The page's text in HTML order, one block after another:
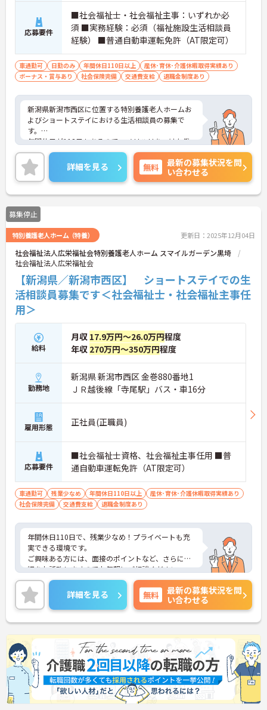
応募要件
■社会福祉士・社会福祉主事：いずれか必
須 ■実務経験：必須（福祉施設生活相談員
経験） ■普通自動車運転免許（AT限定可）
車通勤可 日勤のみ 年間休日110日以上
産休･育休･介護休暇取得実績あり
ボーナス・賞与あり
社会保険完備 交通費支給 退職金制度あり
新潟県新潟市西区に位置する特別養護老人ホームお
よびショートステイにおける生活相談員の募集で
す。
年間休日が118日もあるので、メリハリをつけた働
き方ができます。また、マイカー通勤が可能なの
で、通勤が苦になりません。賞与は3.3ヶ月分の支給
実績があり、頑張りがきちんと評価される職場で
す。
ご興味のある方には、面接対策ポイントなど、さら
に詳細をお話しいたしますのでお気軽にご相談くだ
さい！
詳細を見る 無料
最新の募集状況を問
い合わせる
募集停止
特別養護老人ホーム（特養） 更新日：2025年12月04日
社会福祉法人広栄福祉会特別養護老人ホーム スマイルガーデン黒埼
社会福祉法人広栄福祉会
【新潟県／新潟市西区】 ショートステイでの生
活相談員募集です＜社会福祉士・社会福祉主事任
用＞
給料
月収 17.9万円～26.0万円程度
年収 270万円～350万円程度
勤務地
新潟県 新潟市西区 金巻880番地1
ＪＲ越後線「寺尾駅」バス・車16分
雇用形態 正社員(正職員)
応募要件
■社会福祉士資格、社会福祉主事任用 ■普
通自動車運転免許（AT限定可）
車通勤可 残業少なめ 年間休日110日以上
産休･育休･介護休暇取得実績あり
社会保険完備
交通費支給 退職金制度あり
年間休日110日で、残業少なめ！プライベートも充
実できる環境です。
ご興味ある方には、面接のポイントなど、さらに詳
細をお話致しますのでお気軽にご相談ください。
詳細を見る 無料
最新の募集状況を問
い合わせる